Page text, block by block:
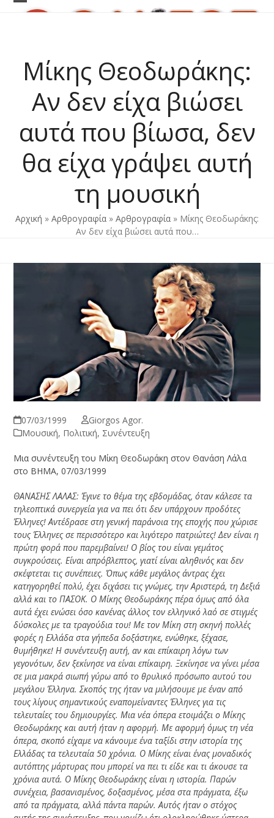
Skip
Open
menu
Close
menu
Μίκης Θεοδωράκης:
Αν δεν είχα βιώσει
αυτά που βίωσα, δεν
θα είχα γράψει αυτή
τη μουσική
Αρχική » Αρθρογραφία » Αρθρογραφία » Μίκης Θεοδωράκης:
Αν δεν είχα βιώσει αυτά που…
07/03/1999
Giorgos Agor.
Μουσική, Πολιτική, Συνέντευξη
Μια συνέντευξη του Μίκη Θεοδωράκη στον Θανάση Λάλα
στο ΒΗΜΑ, 07/03/1999
ΘΑΝΑΣΗΣ ΛΑΛΑΣ:Έγινε το θέμα της εβδομάδας, όταν κάλεσε τα
τηλεοπτικά συνεργεία για να πει ότι δεν υπάρχουν προδότες
Έλληνες! Αντέδρασε στη γενική παράνοια της εποχής που χώρισε
τους Έλληνες σε περισσότερο και λιγότερο πατριώτες! Δεν είναι η
πρώτη φορά που παρεμβαίνει! Ο βίος του είναι γεμάτος
συγκρούσεις. Είναι απρόβλεπτος, γιατί είναι αληθινός και δεν
σκέφτεται τις συνέπειες. Όπως κάθε μεγάλος άντρας έχει
κατηγορηθεί πολύ, έχει διχάσει τις γνώμες, την Αριστερά, τη Δεξιά
αλλά και το ΠΑΣΟΚ. Ο Μίκης Θεοδωράκης πέρα όμως από όλα
αυτά έχει ενώσει όσο κανένας άλλος τον ελληνικό λαό σε στιγμές
δύσκολες με τα τραγούδια του! Με τον Μίκη στη σκηνή πολλές
φορές η Ελλάδα στα γήπεδα δοξάστηκε, ενώθηκε, ξέχασε,
θυμήθηκε! Η συνέντευξη αυτή, αν και επίκαιρη λόγω των
γεγονότων, δεν ξεκίνησε να είναι επίκαιρη. Ξεκίνησε να γίνει μέσα
σε μια μακρά σιωπή γύρω από το θρυλικό πρόσωπο αυτού του
μεγάλου Έλληνα. Σκοπός της ήταν να μιλήσουμε με έναν από
τους λίγους σημαντικούς εναπομείναντες Έλληνες για τις
τελευταίες του δημιουργίες. Μια νέα όπερα ετοιμάζει ο Μίκης
Θεοδωράκης και αυτή ήταν η αφορμή. Με αφορμή όμως τη νέα
όπερα, σκοπό είχαμε να κάνουμε ένα ταξίδι στην ιστορία της
Ελλάδας τα τελευταία 50 χρόνια. Ο Μίκης είναι ένας μοναδικός
αυτόπτης μάρτυρας που μπορεί να πει τι είδε και τι άκουσε τα
χρόνια αυτά. Ο Μίκης Θεοδωράκης είναι η ιστορία. Παρών
συνέχεια, βασανισμένος, δοξασμένος, μέσα στα πράγματα, έξω
από τα πράγματα, αλλά πάντα παρών. Αυτός ήταν ο στόχος